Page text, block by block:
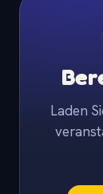
Laden